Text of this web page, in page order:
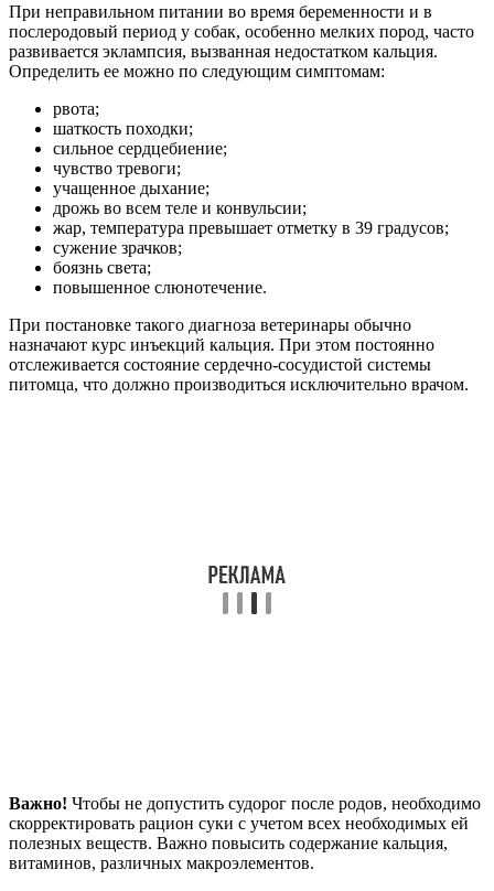
При неправильном питании во время беременности и в
послеродовый период у собак, особенно мелких пород, часто
развивается эклампсия, вызванная недостатком кальция.
Определить ее можно по следующим симптомам:
рвота;
шаткость походки;
сильное сердцебиение;
чувство тревоги;
учащенное дыхание;
дрожь во всем теле и конвульсии;
жар, температура превышает отметку в 39 градусов;
сужение зрачков;
боязнь света;
повышенное слюнотечение.
При постановке такого диагноза ветеринары обычно
назначают курс инъекций кальция. При этом постоянно
отслеживается состояние сердечно-сосудистой системы
питомца, что должно производиться исключительно врачом.
Важно! Чтобы не допустить судорог после родов, необходимо
скорректировать рацион суки с учетом всех необходимых ей
полезных веществ. Важно повысить содержание кальция,
витаминов, различных макроэлементов.